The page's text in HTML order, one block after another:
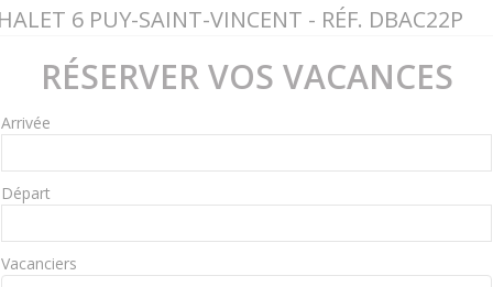
6 PUY-SAINT-VINCENT - RÉF. DBAC22P
RÉSERVER VOS VACANCES
Arrivée
Départ
Vacanciers